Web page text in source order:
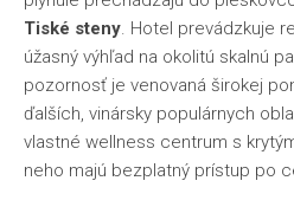
Tiské steny. Hotel prevádzkuje
úžasný výhľad na okolitú skalnú
pozornosť je venovaná širokej
ďalších, vinársky populárnych
vlastné wellness centrum s
neho majú bezplatný prístup po